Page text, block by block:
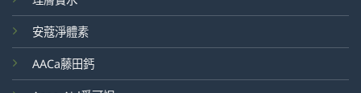
安蔻淨體素
AACa藤田鈣